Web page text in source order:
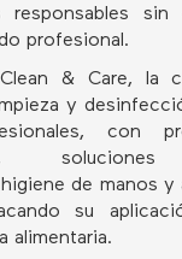
responsables sin
profesional.
& Care, la
y
con
soluciones
de manos y
su
alimentaria.